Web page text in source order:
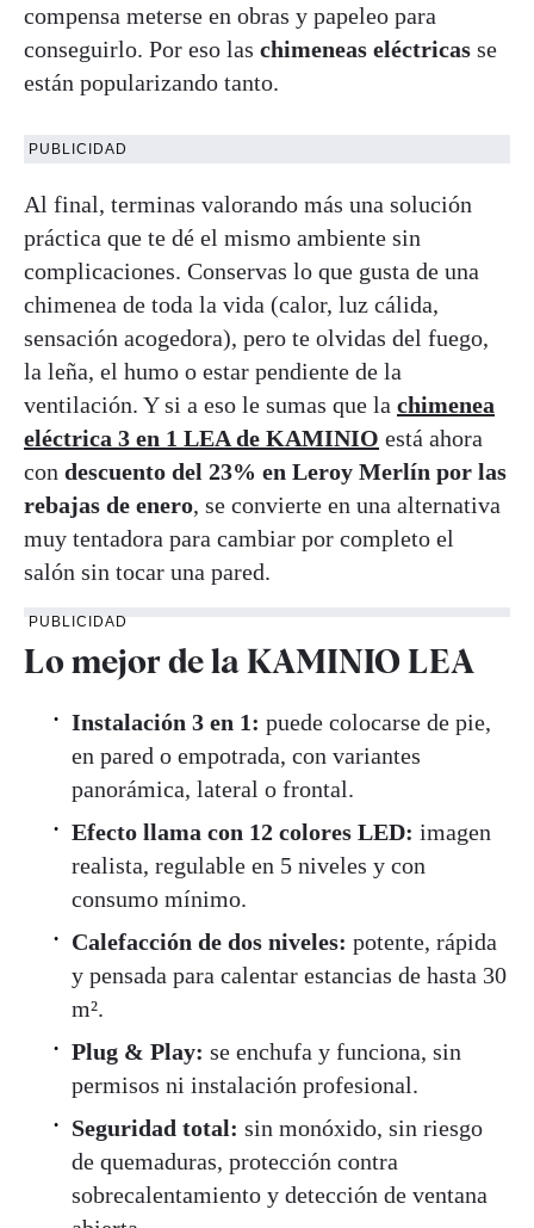
compensa meterse en obras y papeleo para
conseguirlo. Por eso las chimeneas eléctricas se
están popularizando tanto.
PUBLICIDAD
Al final, terminas valorando más una solución
práctica que te dé el mismo ambiente sin
complicaciones. Conservas lo que gusta de una
chimenea de toda la vida (calor, luz cálida,
sensación acogedora), pero te olvidas del fuego,
la leña, el humo o estar pendiente de la
ventilación. Y si a eso le sumas que la chimenea
eléctrica 3 en 1 LEA de KAMINIO está ahora
con descuento del 23% en Leroy Merlín por las
rebajas de enero, se convierte en una alternativa
muy tentadora para cambiar por completo el
salón sin tocar una pared.
PUBLICIDAD
Lo mejor de la KAMINIO LEA
Instalación 3 en 1: puede colocarse de pie,
en pared o empotrada, con variantes
panorámica, lateral o frontal.
Efecto llama con 12 colores LED: imagen
realista, regulable en 5 niveles y con
consumo mínimo.
Calefacción de dos niveles: potente, rápida
y pensada para calentar estancias de hasta 30
m².
Plug & Play: se enchufa y funciona, sin
permisos ni instalación profesional.
Seguridad total: sin monóxido, sin riesgo
de quemaduras, protección contra
sobrecalentamiento y detección de ventana